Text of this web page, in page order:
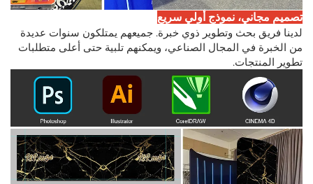
تصميم مجاني، نموذج أولي سريع
لدينا فريق بحث وتطوير ذوي خبرة. جميعهم يمتلكون سنوات عديدة
من الخبرة في المجال الصناعي، ويمكنهم تلبية حتى أعلى متطلبات
تطوير المنتجات.